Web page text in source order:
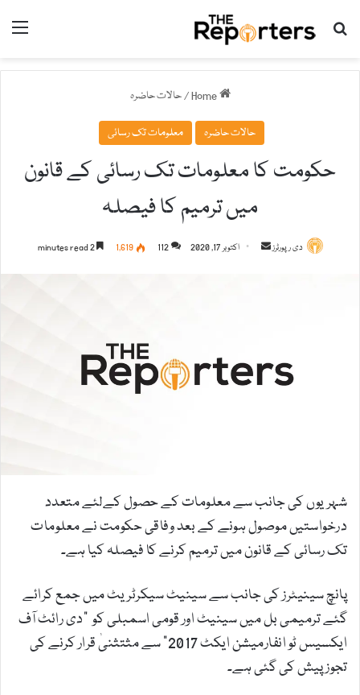
Search for
Home
/حالات حاضرہ
حالات حاضرہ معلومات تک رسائی
حکومت کا معلومات تک رسائی کے قانون
میں ترمیم کا فیصلہ
دی رپورٹرز
e
m
اکتوبر 17, 2020 112
1,619
2 minutes read
شہریوں کی جانب سے معلومات کے حصول کےلئے متعدد
درخواستیں موصول ہونے کے بعد وفاقی حکومت نے معلومات
تک رسائی کے قانون میں ترمیم کرنے کا فیصلہ کیا ہے۔
پانچ سینیٹرز کی جانب سے سینیٹ سیکرٹریٹ میں جمع کرائے
گئے ترمیمی بل میں سینیٹ اور قومی اسمبلی کو "دی رائٹ آف
ایکسیس ٹو انفارمیشن ایکٹ 2017” سے مثتثنیٰ قرار کرنے کی
تجوز پیش کی گئی ہے۔